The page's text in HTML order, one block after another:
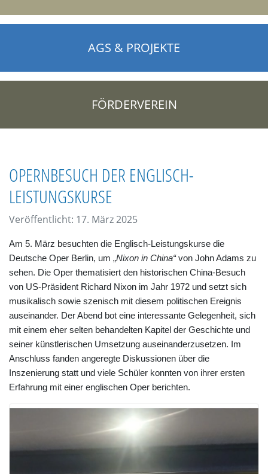
AGS & PROJEKTE
FÖRDERVEREIN
OPERNBESUCH DER ENGLISCH-
LEISTUNGSKURSE
Veröffentlicht: 17. März 2025
Am 5. März besuchten die Englisch-Leistungskurse die
Deutsche Oper Berlin, um „Nixon in China“von John Adams zu
sehen. Die Oper thematisiert den historischen China-Besuch
von US-Präsident Richard Nixon im Jahr 1972 und setzt sich
musikalisch sowie szenisch mit diesem politischen Ereignis
auseinander. Der Abend bot eine interessante Gelegenheit, sich
mit einem eher selten behandelten Kapitel der Geschichte und
seiner künstlerischen Umsetzung auseinanderzusetzen. Im
Anschluss fanden angeregte Diskussionen über die
Inszenierung statt und viele Schüler konnten von ihrer ersten
Erfahrung mit einer englischen Oper berichten.